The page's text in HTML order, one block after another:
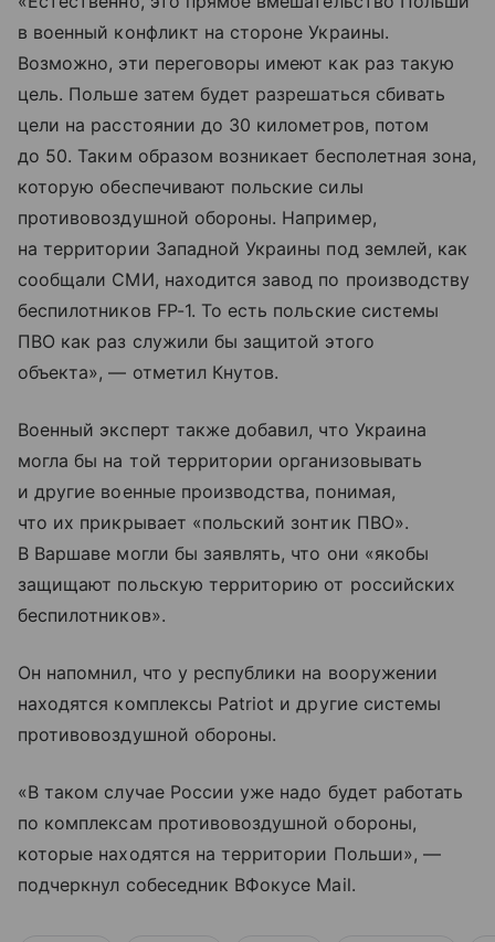
в военный конфликт на стороне Украины.
Возможно, эти переговоры имеют как раз такую
цель. Польше затем будет разрешаться сбивать
цели на расстоянии до 30 километров, потом
до 50. Таким образом возникает бесполетная зона,
которую обеспечивают польские силы
противовоздушной обороны. Например,
на территории Западной Украины под землей, как
сообщали СМИ, находится завод по производству
беспилотников FP-1. То есть польские системы
ПВО как раз служили бы защитой этого
объекта», — отметил Кнутов.
Военный эксперт также добавил, что Украина
могла бы на той территории организовывать
и другие военные производства, понимая,
что их прикрывает «польский зонтик ПВО».
В Варшаве могли бы заявлять, что они «якобы
защищают польскую территорию от российских
беспилотников».
Он напомнил, что у республики на вооружении
находятся комплексы Patriot и другие системы
противовоздушной обороны.
«В таком случае России уже надо будет работать
по комплексам противовоздушной обороны,
которые находятся на территории Польши», —
подчеркнул собеседник ВФокусе Mail.